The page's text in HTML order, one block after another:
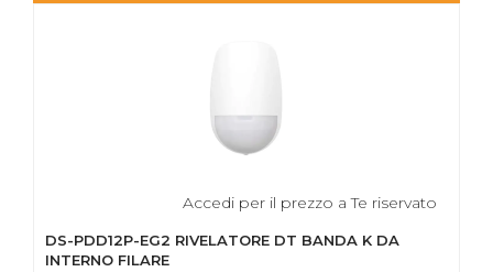
Accedi per il prezzo a Te riservato
DS-PDD12P-EG2 RIVELATORE DT BANDA K DA
INTERNO FILARE